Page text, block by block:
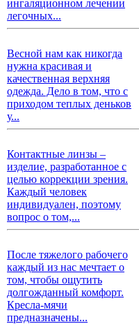
ингаляционном лечении
легочных...
Весной нам как никогда
нужна красивая и
качественная верхняя
одежда. Дело в том, что с
приходом теплых деньков
у...
Контактные линзы –
изделие, разработанное с
целью коррекции зрения.
Каждый человек
индивидуален, поэтому
вопрос о том,...
После тяжелого рабочего
каждый из нас мечтает о
том, чтобы ощутить
долгожданный комфорт.
Кресла-мячи
предназначены...